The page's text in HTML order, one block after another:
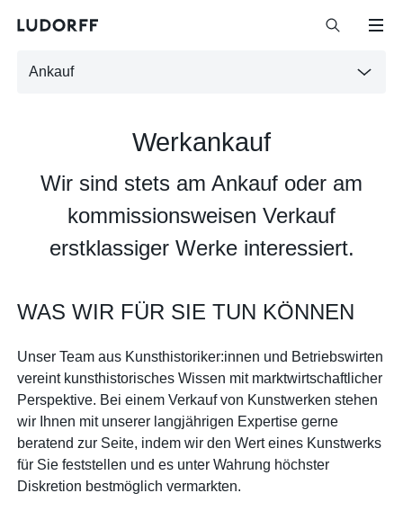
Ankauf
Werkankauf
Wir sind stets am Ankauf oder am
kommissionsweisen Verkauf
erstklassiger Werke interessiert.
WAS WIR FÜR SIE TUN KÖNNEN
Unser Team aus Kunsthistoriker:innen und Betriebswirten
vereint kunsthistorisches Wissen mit marktwirtschaftlicher
Perspektive. Bei einem Verkauf von Kunstwerken stehen
wir Ihnen mit unserer langjährigen Expertise gerne
beratend zur Seite, indem wir den Wert eines Kunstwerks
für Sie feststellen und es unter Wahrung höchster
Diskretion bestmöglich vermarkten.